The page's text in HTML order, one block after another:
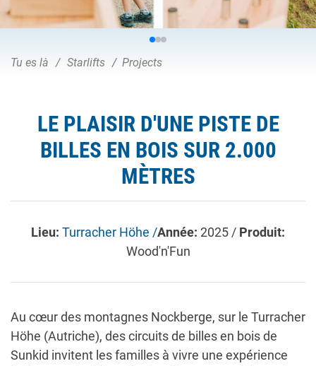
Tu es là Starlifts Projects
LE PLAISIR D'UNE PISTE DE
BILLES EN BOIS SUR 2.000
MÈTRES
Lieu: Turracher Höhe /Année: 2025 / Produit:
Wood'n'Fun
Au cœur des montagnes Nockberge, sur le Turracher
Höhe (Autriche), des circuits de billes en bois de
Sunkid invitent les familles à vivre une expérience